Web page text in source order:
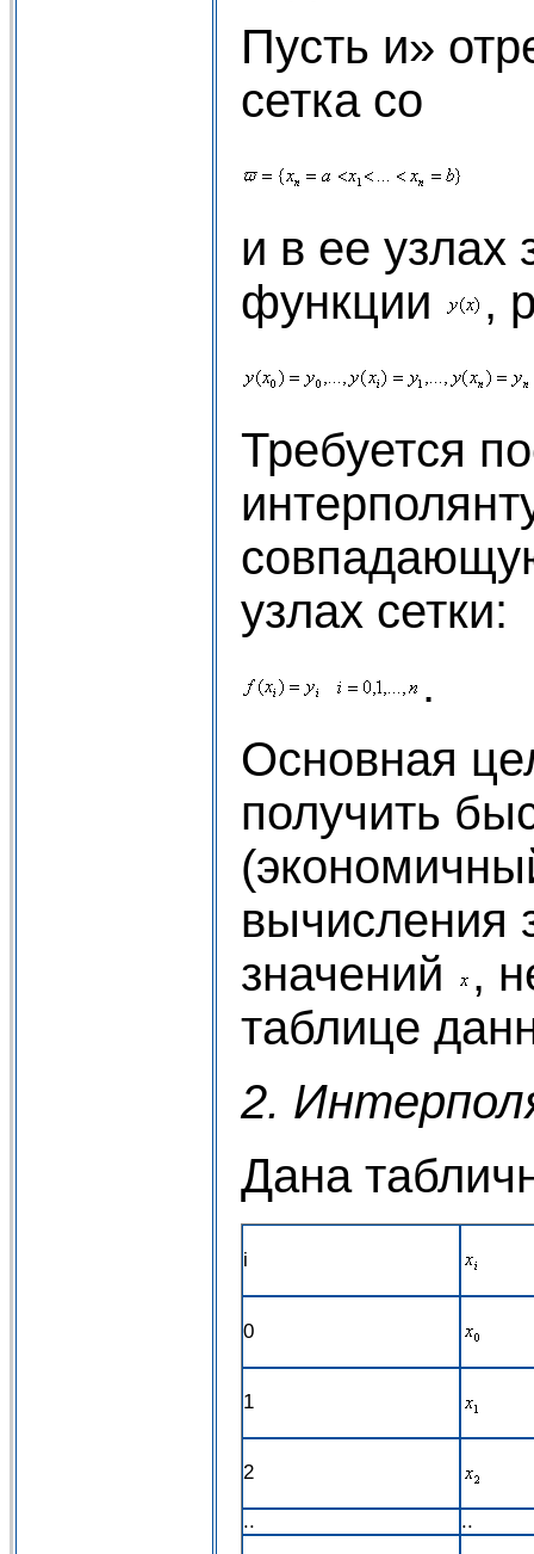
Пусть и»
сетка со
и в ее узлах
функции
,
Требуется
узлах сетки:
.
Основная
получить
вычисления
значений
,
таблице
2.
Дана
i
0
1
2
.. ..